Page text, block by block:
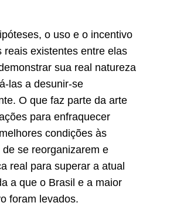
o uso e o incentivo
reais existentes entre elas
sua real natureza
las a desunir-se
O que faz parte da arte
para enfraquecer
condições às
se reorganizarem e
real para superar a atual
a que o Brasil e a maior
foram levados.